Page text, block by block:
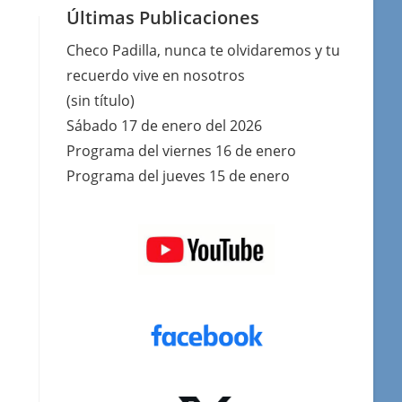
Últimas Publicaciones
Checo Padilla, nunca te olvidaremos y tu
recuerdo vive en nosotros
(sin título)
Sábado 17 de enero del 2026
Programa del viernes 16 de enero
Programa del jueves 15 de enero